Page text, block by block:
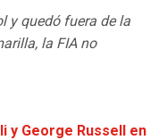
y quedó fuera de la
la FIA no
y George Russell en